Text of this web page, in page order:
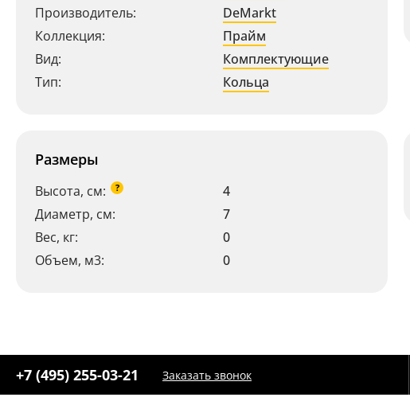
+7 (800) 775-63-32 - бесплатно по России
+7 (495) 255-03-21 - бесплатная доставка
Производитель:
DeMarkt
Коллекция:
Прайм
Вид:
Комплектующие
Тип:
Кольца
Размеры
Высота, см: ?
4
Диаметр, см:
7
Вес, кг:
0
Объем, м3:
0
+7 (495) 255-03-21 Заказать звонок